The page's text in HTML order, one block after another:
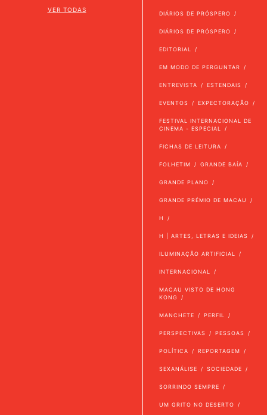
VER TODAS
DIÁRIOS DE PRÓSPERO
DIÁRIOS DE PRÓSPERO
EDITORIAL
EM MODO DE PERGUNTAR
ENTREVISTA ESTENDAIS
EVENTOS EXPECTORAÇÃO
FESTIVAL INTERNACIONAL DE
CINEMA - ESPECIAL
FICHAS DE LEITURA
FOLHETIM GRANDE BAÍA
GRANDE PLANO
GRANDE PRÉMIO DE MACAU
H
H | ARTES, LETRAS E IDEIAS
ILUMINAÇÃO ARTIFICIAL
INTERNACIONAL
MACAU VISTO DE HONG
KONG
MANCHETE PERFIL
PERSPECTIVAS PESSOAS
POLÍTICA REPORTAGEM
SEXANÁLISE SOCIEDADE
SORRINDO SEMPRE
UM GRITO NO DESERTO